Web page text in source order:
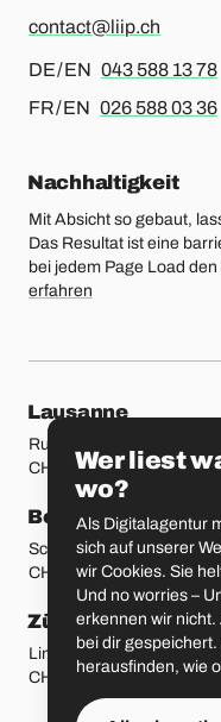
contact@liip.ch
DE / EN Für Deutsch
043 588 13 78
FR / EN Für
026 588 03 36
Nachhaltigkeit
Mit Absicht so gebaut,
Das Resultat ist eine
bei jedem Page Load
erfahren
unsere
Lausanne
Rue Etraz 4
CH-1003 Lausanne
Bern
Schmiedenplatz 5
CH-3011 Bern
Zürich
Limmatstrasse 183
CH-8005 Zürich
Wer liest
wo?
Als Digitalagentur
sich auf unserer
wir Cookies. Sie
Und no worries –
erkennen wir
bei dir
herausfinden, wie